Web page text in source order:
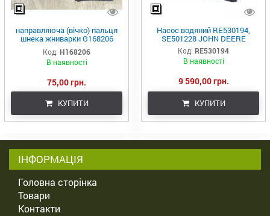
направляюча (вічко) пальця
шнека жниварки G168206
(H168206)
Код: H168206
В наявності
75,00 грн.
КУПИТИ
Насос водяний RE530194,
SE501228 JOHN DEERE
Код: RE530194
В наявності
9 590,00 грн.
КУПИТИ
ІНФОРМАЦІЯ
Головна сторінка
Товари
Контакти